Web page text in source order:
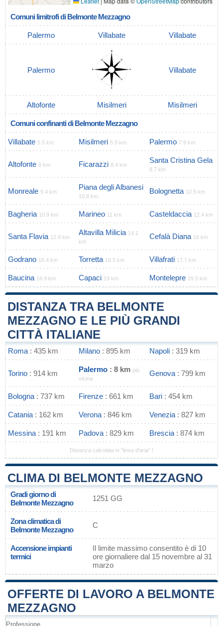
Comuni limitrofi di Belmonte Mezzagno
Palermo Villabate Villabate
Palermo Villabate
Altofonte Misilmeri Misilmeri
Comuni confinanti di Belmonte Mezzagno
Villabate 5.5 km Misilmeri 5.9 km Palermo 7.9 km
Altofonte 8 km Ficarazzi 8.4 km
Santa Cristina Gela
8.7 km
Monreale 9.4 km
Piana degli Albanesi
10.8 km
Bolognetta 10.9 km
Bagheria 10.9 km Marineo 11 km Casteldaccia 12.4 km
Santa Flavia 12.8 km
Altavilla Milicia 14.1
km
Cefalà Diana 16 km
Godrano 16.4 km Torretta 16.5 km Villafrati 17.7 km
Baucina 18.9 km Capaci 19 km Montelepre 19.5 km
DISTANZA TRA BELMONTE
MEZZAGNO E LE PIÙ GRANDI
CITTÀ ITALIANE
Roma : 435 km Milano : 895 km Napoli : 319 km
Torino : 914 km Palermo : 8 km più
vicina
Genova : 799 km
Bologna : 737 km Firenze : 661 km Bari : 454 km
Catania : 162 km Verona : 846 km Venezia : 827 km
Messina : 191 km Padova : 829 km Brescia : 874 km
Distanza calcolata in "linea d'aria" !
CLIMA DI BELMONTE MEZZAGNO
Gradi giorno di
Belmonte Mezzagno
1251 GG
Zona climatica di
Belmonte Mezzagno
C
Accensione impianti
termici
Il limite massimo consentito è di 10
ore giornaliere dal 15 novembre al 31
marzo
OFFERTE DI LAVORO A BELMONTE
MEZZAGNO
Professione